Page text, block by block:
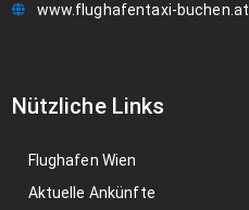
www.flughafentaxi-buchen.at
Nützliche Links
Flughafen Wien
Aktuelle Ankünfte